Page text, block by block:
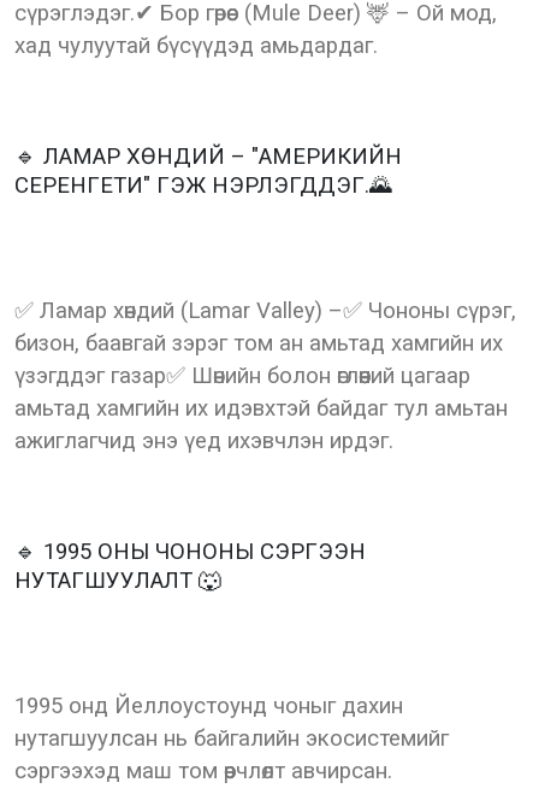
сүрэглэдэг.✔ Бор гөрөөс (Mule Deer) 🦌 – Ой мод,
хад чулуутай бүсүүдэд амьдардаг.
🔹 ЛАМАР ХӨНДИЙ – "АМЕРИКИЙН
СЕРЕНГЕТИ" ГЭЖ НЭРЛЭГДДЭГ.🌄
✅ Ламар хөндий (Lamar Valley) –✅ Чононы сүрэг,
бизон, баавгай зэрэг том ан амьтад хамгийн их
үзэгддэг газар✅ Шөнийн болон өглөөний цагаар
амьтад хамгийн их идэвхтэй байдаг тул амьтан
ажиглагчид энэ үед ихэвчлэн ирдэг.
🔹 1995 ОНЫ ЧОНОНЫ СЭРГЭЭН
НУТАГШУУЛАЛТ 🐺
1995 онд Йеллоустоунд чоныг дахин
нутагшуулсан нь байгалийн экосистемийг
сэргээхэд маш том өөрчлөлт авчирсан.